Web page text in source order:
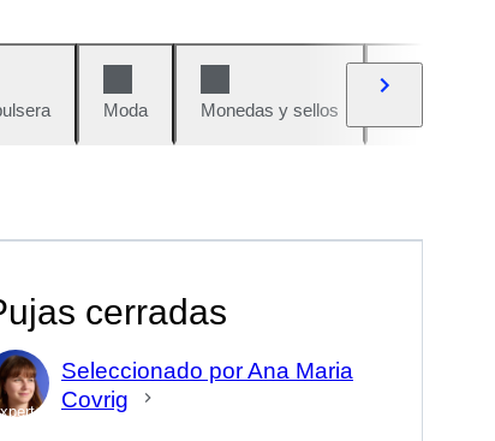
Moda Monedas y sellos
cerradas
Seleccionado por Ana Maria
Covrig